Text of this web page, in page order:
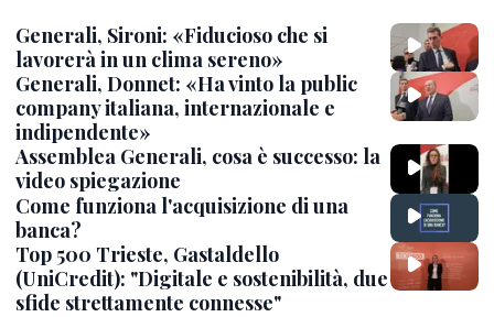
Generali, Sironi: «Fiducioso che si
lavorerà in un clima sereno»
Generali, Donnet: «Ha vinto la public
company italiana, internazionale e
indipendente»
Assemblea Generali, cosa è successo: la
video spiegazione
Come funziona l'acquisizione di una
banca?
Top 500 Trieste, Gastaldello
(UniCredit): "Digitale e sostenibilità, due
sfide strettamente connesse"